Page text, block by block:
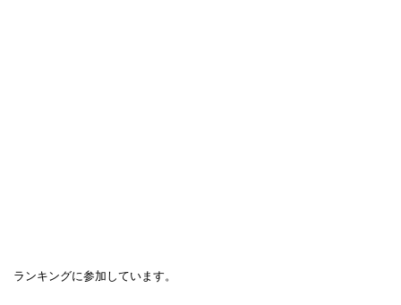
ランキングに参加しています。